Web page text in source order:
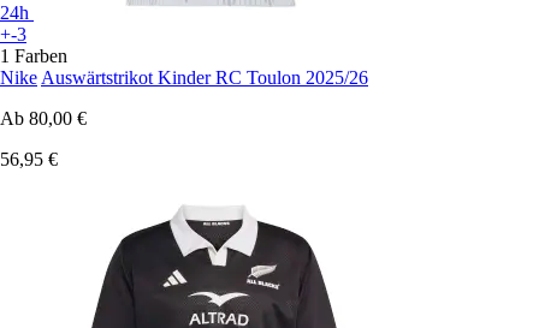
24h
+-3
1 Farben
Nike Auswärtstrikot Kinder RC Toulon 2025/26
Ab 80,00 €
56,95 €